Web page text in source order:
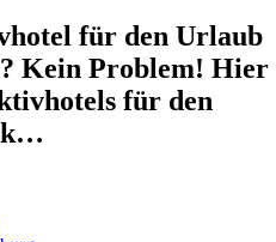
für den Urlaub
Kein Problem! Hier
für den